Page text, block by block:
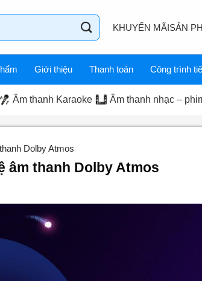
KHUYẾN MÃISẢN
Giới thiệu Thanh toán Công trình
Âm thanh Karaoke Âm thanh nhạc –
Dolby Atmos
âm thanh Dolby Atmos